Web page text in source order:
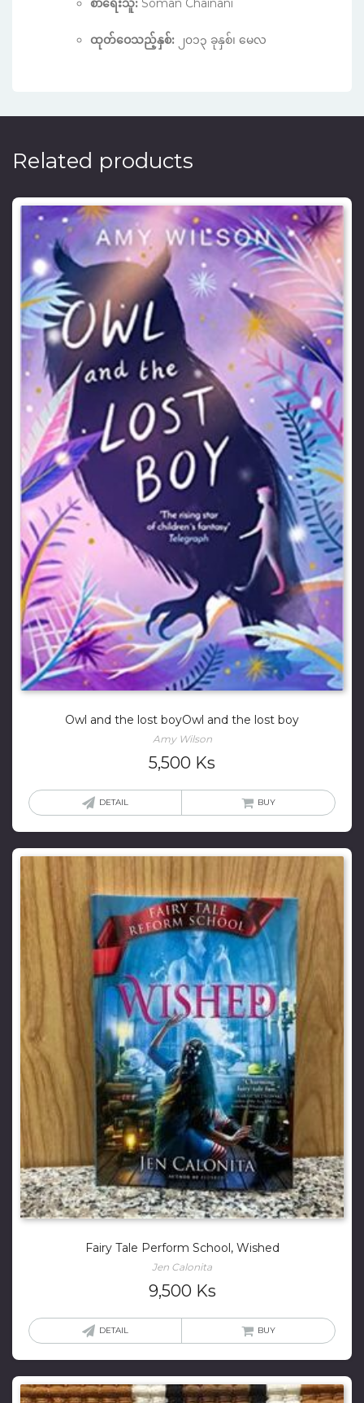
စာရေးသူ: Soman Chainani
ထုတ်ဝေသည့်နှစ်: ၂၀၁၃ ခုနှစ်၊ မေလ
Related products
Owl and the lost boyOwl and the lost boy
Amy Wilson
5,500 Ks
DETAIL BUY
Fairy Tale Perform School, Wished
Jen Calonita
9,500 Ks
DETAIL BUY